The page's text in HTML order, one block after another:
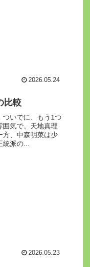
2026.05.24
比較
ついでに、もう1つ
囲気で、天地真理
方、中森明菜は少
統派の...
2026.05.23